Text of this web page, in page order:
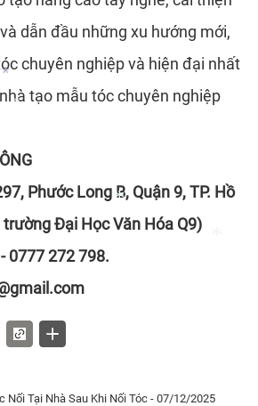
*
*
dẫn đầu những xu hướng mới,
chuyên nghiệp và hiện đại nhất
tạo mẫu tóc chuyên nghiệp
Phước Long B, Quận 9, TP. Hồ
Đại Học Văn Hóa Q9)
0777 272 798.
Nối Tại Nhà Sau Khi Nối Tóc - 07/12/2025